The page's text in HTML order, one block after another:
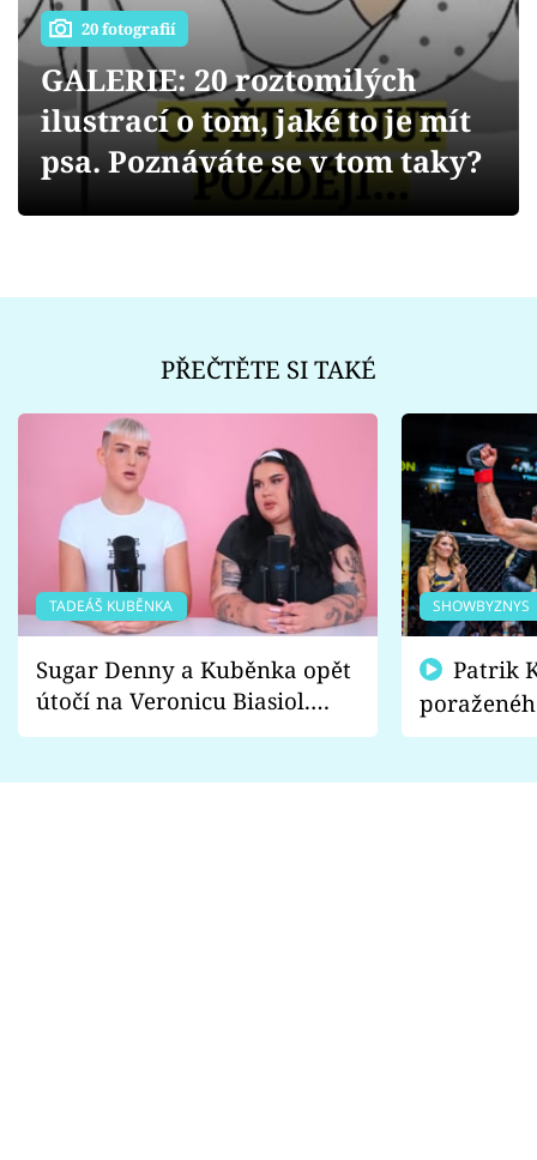
Videa
Sledujte prima+
20 fotografií
GALERIE: 20 roztomilých
ilustrací o tom, jaké to je mít
psa. Poznáváte se v tom taky?
PŘEČTĚTE SI TAKÉ
TADEÁŠ KUBĚNKA
Sugar Denny a Kuběnka opět
útočí na Veronicu Biasiol.
Proč je podle nich falešná a
SHOWBYZNYS
fanoušci